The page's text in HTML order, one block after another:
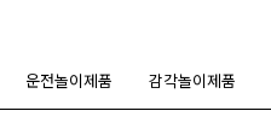
운전놀이제품 감각놀이제품